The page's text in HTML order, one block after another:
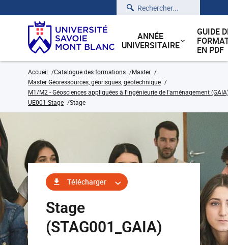
Rechercher
ANNÉE
UNIVERSITAIRE
GUIDE
EN PDF
Accueil Catalogue des formations
Master
Master Géoressources, géorisques, géotechnique
M1/M2 - Géosciences appliquées à l'ingénieurie de l'aménagement
UE001 Stage
Stage
Télécharger
Stage
(STAG001_GAIA)